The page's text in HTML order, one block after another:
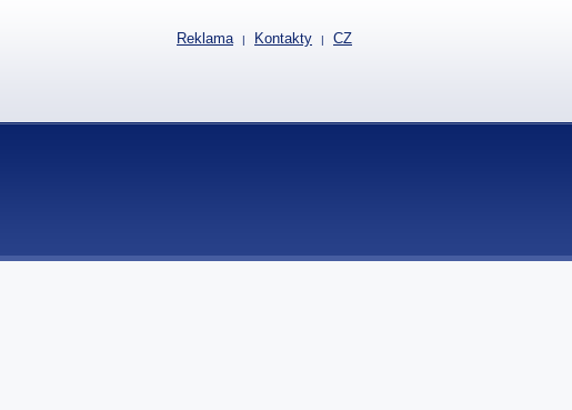
Reklama | Kontakty | CZ